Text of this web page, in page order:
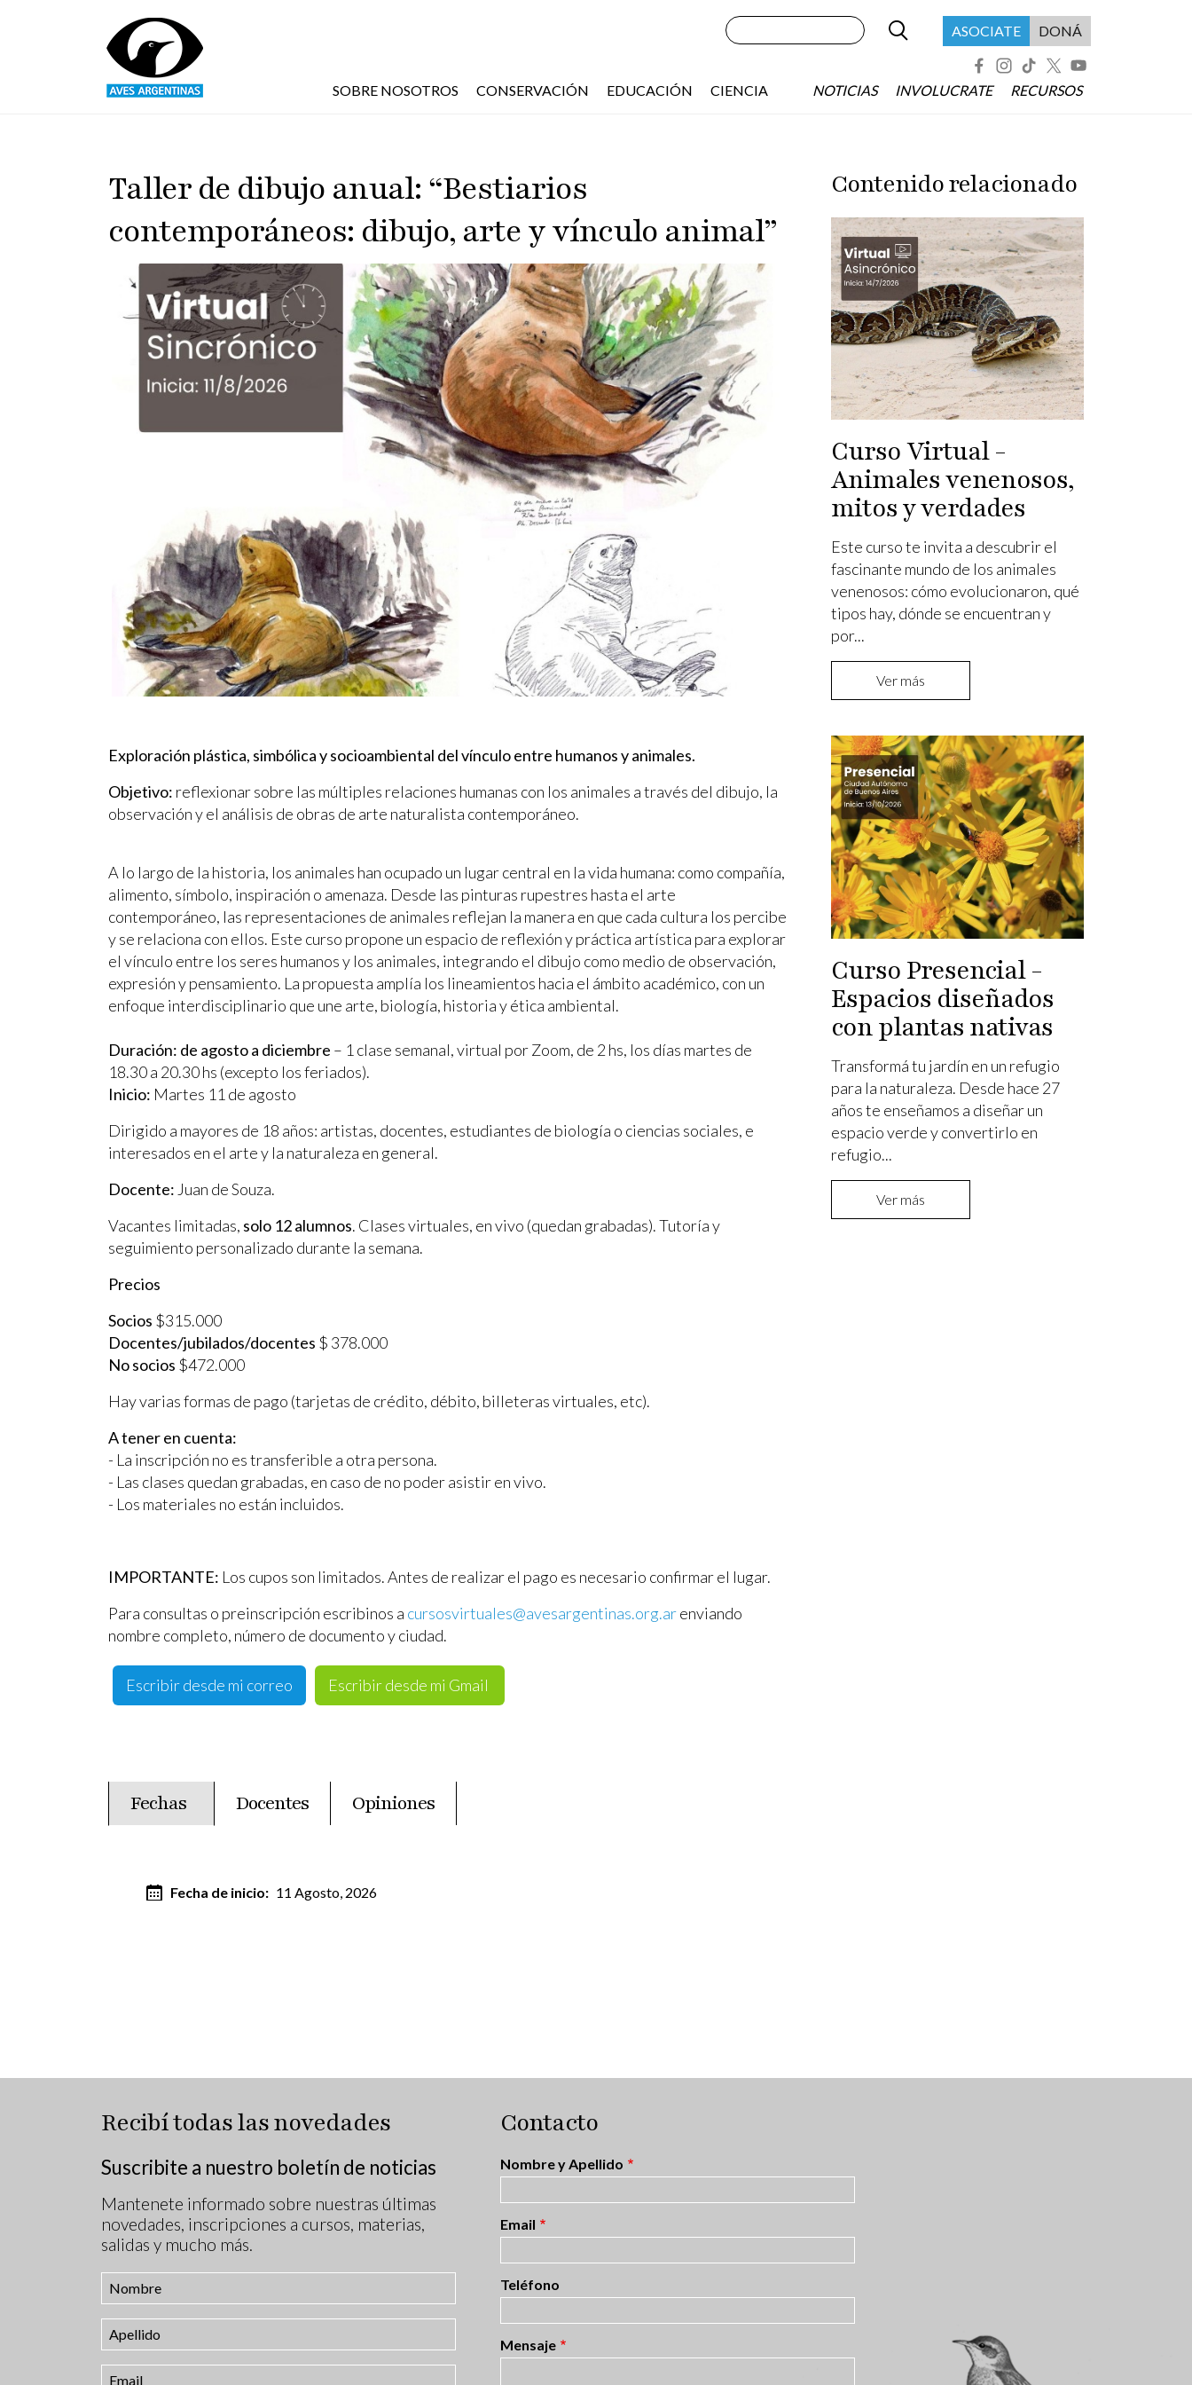
SOBRE NOSOTROS CONSERVACIÓN EDUCACIÓN CIENCIA NOTICIAS INVOLUCRATE RECURSOS
Buscar Menú header asociate
ASOCIATE DONÁ
Taller de dibujo anual: “Bestiarios
contemporáneos: dibujo, arte y vínculo animal”
Exploración plástica, simbólica y socioambiental del vínculo entre humanos y animales.
Objetivo: reflexionar sobre las múltiples relaciones humanas con los animales a través del dibujo, la
observación y el análisis de obras de arte naturalista contemporáneo.
A lo largo de la historia, los animales han ocupado un lugar central en la vida humana: como compañía,
alimento, símbolo, inspiración o amenaza. Desde las pinturas rupestres hasta el arte
contemporáneo, las representaciones de animales reflejan la manera en que cada cultura los percibe
y se relaciona con ellos. Este curso propone un espacio de reflexión y práctica artística para explorar
el vínculo entre los seres humanos y los animales, integrando el dibujo como medio de observación,
expresión y pensamiento. La propuesta amplía los lineamientos hacia el ámbito académico, con un
enfoque interdisciplinario que une arte, biología, historia y ética ambiental.
Duración: de agosto a diciembre – 1 clase semanal, virtual por Zoom, de 2 hs, los días martes de
18.30 a 20.30 hs (excepto los feriados).
Inicio: Martes 11 de agosto
Dirigido a mayores de 18 años: artistas, docentes, estudiantes de biología o ciencias sociales, e
interesados en el arte y la naturaleza en general.
Docente: Juan de Souza.
Vacantes limitadas, solo 12 alumnos. Clases virtuales, en vivo (quedan grabadas). Tutoría y
seguimiento personalizado durante la semana.
Precios
Socios $315.000
Docentes/jubilados/docentes $ 378.000
No socios $472.000
Hay varias formas de pago (tarjetas de crédito, débito, billeteras virtuales, etc).
A tener en cuenta:
- La inscripción no es transferible a otra persona.
- Las clases quedan grabadas, en caso de no poder asistir en vivo.
- Los materiales no están incluidos.
IMPORTANTE: Los cupos son limitados. Antes de realizar el pago es necesario confirmar el lugar.
Para consultas o preinscripción escribinos a cursosvirtuales@avesargentinas.org.arenviando
nombre completo, número de documento y ciudad.
Escribir desde mi correo Escribir desde mi Gmail
Fechas
(solapa activa)
Docentes Opiniones
Fecha de inicio 11 Agosto, 2026
Contenido relacionado
Curso Virtual -
Animales venenosos,
mitos y verdades
Este curso te invita a descubrir el
fascinante mundo de los animales
venenosos: cómo evolucionaron, qué
tipos hay, dónde se encuentran y
por...
Ver más
Curso Presencial -
Espacios diseñados
con plantas nativas
Transformá tu jardín en un refugio
para la naturaleza. Desde hace 27
años te enseñamos a diseñar un
espacio verde y convertirlo en
refugio...
Ver más
Recibí todas las novedades
Suscribite a nuestro boletín de noticias
Mantenete informado sobre nuestras últimas
novedades, inscripciones a cursos, materias,
salidas y mucho más.
Contacto
Nombre y Apellido
Email
Teléfono
Mensaje